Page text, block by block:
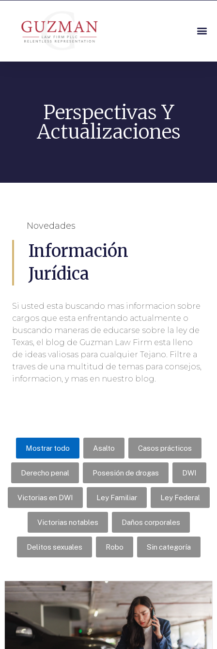
Perspectivas Y
Actualizaciones
Novedades
Información
Jurídica
Si usted esta buscando mas informacion sobre
cargos que esta enfrentando actualmente o
buscando maneras de educarse sobre la ley de
Texas, el blog de Guzman Law Firm esta lleno
de ideas valiosas para cualquier Tejano. Filtre a
traves de una multitud de temas para consejos,
informacion, y mas en nuestro blog.
Mostrar todo Asalto Casos prácticos
Derecho penal Posesión de drogas DWI
Victorias en DWI Ley Familiar Ley Federal
Victorias notables Daños corporales
Delitos sexuales Robo Sin categoría